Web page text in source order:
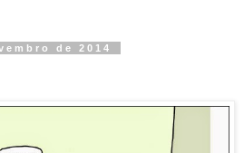
de 2014